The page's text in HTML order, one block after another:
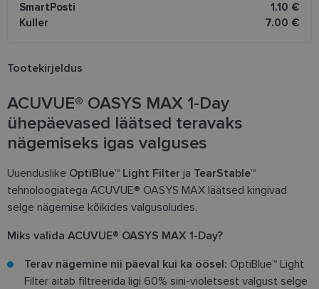
Tootekirjeldus
ACUVUE® OASYS MAX 1-Day
ühepäevased läätsed teravaks
nägemiseks igas valguses
Uuenduslike OptiBlue™ Light Filter ja TearStable™
tehnoloogiatega ACUVUE® OASYS MAX läätsed kingivad
selge nägemise kõikides valgusoludes.
Miks valida ACUVUE® OASYS MAX 1-Day?
Terav nägemine nii päeval kui ka öösel: OptiBlue™ Light
Filter aitab filtreerida ligi 60% sini-violetsest valgust selge
SmartPosti
1.10 €
Kuller
7.00 €